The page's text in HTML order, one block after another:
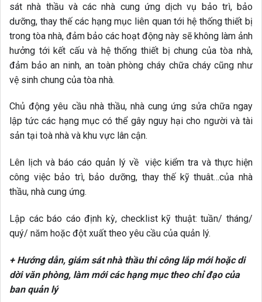
sát nhà thầu và các nhà cung ứng dịch vụ bảo trì, bảo
dưỡng, thay thế các hạng mục liên quan tới hệ thống thiết bị
trong tòa nhà, đảm bảo các hoạt động này sẽ không làm ảnh
hưởng tới kết cấu và hệ thống thiết bị chung của tòa nhà,
đảm bảo an ninh, an toàn phòng cháy chữa cháy cũng như
vệ sinh chung của tòa nhà.
Chủ động yêu cầu nhà thầu, nhà cung ứng sửa chữa ngay
lập tức các hạng mục có thể gây nguy hại cho người và tài
sản tại toà nhà và khu vực lân cận.
Lên lịch và báo cáo quản lý về việc kiểm tra và thực hiện
công việc bảo trì, bảo dưỡng, thay thế kỹ thuât…của nhà
thầu, nhà cung ứng.
Lập các báo cáo định kỳ, checklist kỹ thuật: tuần/ tháng/
quý/ năm hoặc đột xuất theo yêu cầu của quản lý.
+ Hướng dẫn, giám sát nhà thầu thi công lắp mới hoặc di
dời văn phòng, làm mới các hạng mục theo chỉ đạo của
ban quản lý